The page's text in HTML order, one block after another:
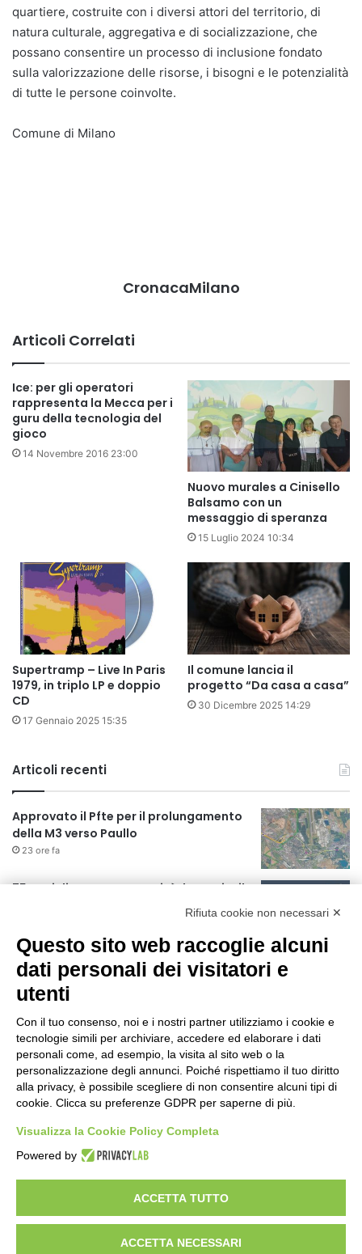
quartiere, costruite con i diversi attori del territorio, di
natura culturale, aggregativa e di socializzazione, che
possano consentire un processo di inclusione fondato
sulla valorizzazione delle risorse, i bisogni e le potenzialità
di tutte le persone coinvolte.
Comune di Milano
CronacaMilano
Articoli Correlati
Ice: per gli operatori
rappresenta la Mecca per i
guru della tecnologia del
gioco
14 Novembre 2016 23:00
Nuovo murales a Cinisello
Balsamo con un
messaggio di speranza
15 Luglio 2024 10:34
Supertramp – Live In Paris
1979, in triplo LP e doppio
CD
17 Gennaio 2025 15:35
Il comune lancia il
progetto “Da casa a casa”
30 Dicembre 2025 14:29
Articoli recenti
Approvato il Pfte per il prolungamento
della M3 verso Paullo
23 ore fa
75 anni di INFN. La comunità, la storia, il
23 ore fa
Milano Aiuta Estate, 1600 prestazioni di
assistenza attivate
1 giorno fa
Il potenziale invisibile: come la
curiosità guida l’evoluzione umana
1 giorno fa
Milano tra tradizione e mutamento: il
battito sottile di una metropoli in
2 giorni fa
Visibileweb - IT03270560802 - info@cronacamilano.it
Privacy Policy
Rifiuta cookie non necessari ✕
Questo sito web raccoglie alcuni
dati personali dei visitatori e
utenti
Con il tuo consenso, noi e i nostri partner utilizziamo i cookie e
tecnologie simili per archiviare, accedere ed elaborare i dati
personali come, ad esempio, la visita al sito web o la
personalizzazione degli annunci. Poiché rispettiamo il tuo diritto
alla privacy, è possibile scegliere di non consentire alcuni tipi di
cookie. Clicca su preferenze GDPR per saperne di più.
Visualizza la Cookie Policy Completa
Powered by
ACCETTA TUTTO
ACCETTA NECESSARI